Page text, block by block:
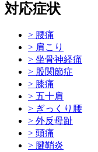
対応症状
> 腰痛
> 肩こり
> 坐骨神経痛
> 股関節症
> 膝痛
> 五十肩
> ぎっくり腰
> 外反母趾
> 頭痛
> 腱鞘炎